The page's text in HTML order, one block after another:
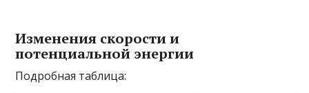
Изменения скорости и
потенциальной энергии
Подробная таблица: